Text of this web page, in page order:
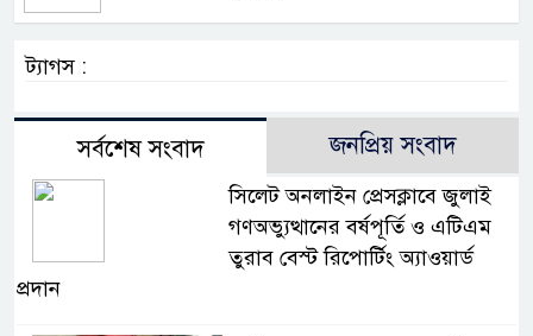
ট্যাগস :
সর্বশেষ সংবাদ জনপ্রিয় সংবাদ
সিলেট অনলাইন প্রেসক্লাবে জুলাই
গণঅভ্যুত্থানের বর্ষপূর্তি ও এটিএম
তুরাব বেস্ট রিপোর্টিং অ্যাওয়ার্ড
প্রদান